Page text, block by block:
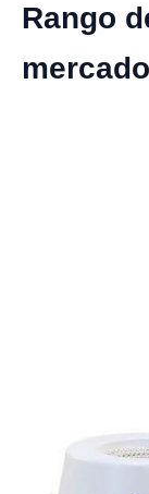
Rango
mercado